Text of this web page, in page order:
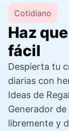
Cotidiano
Haz
fácil
Despierta tu
diarias con
Ideas de
Generador
libremente y